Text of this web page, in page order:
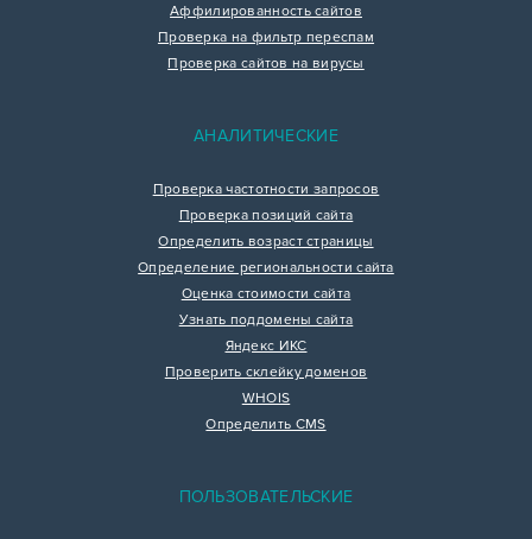
Аффилированность сайтов
Проверка на фильтр переспам
Проверка сайтов на вирусы
АНАЛИТИЧЕСКИЕ
Проверка частотности запросов
Проверка позиций сайта
Определить возраст страницы
Определение региональности сайта
Оценка стоимости сайта
Узнать поддомены сайта
Яндекс ИКС
Проверить склейку доменов
WHOIS
Определить CMS
ПОЛЬЗОВАТЕЛЬСКИЕ